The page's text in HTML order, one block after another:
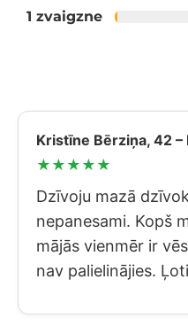
1 zvaigzne
Kristīne Bērziņa, 42 –
★★★★★
Dzīvoju mazā
nepanesami. Kopš
mājās vienmēr ir
nav palielinājies.